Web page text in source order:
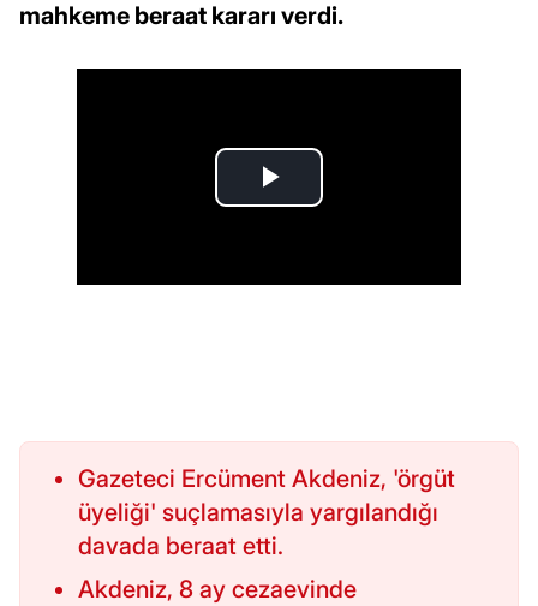
mahkeme beraat kararı verdi.
Gazeteci Ercüment Akdeniz, 'örgüt
üyeliği' suçlamasıyla yargılandığı
davada beraat etti.
Akdeniz, 8 ay cezaevinde